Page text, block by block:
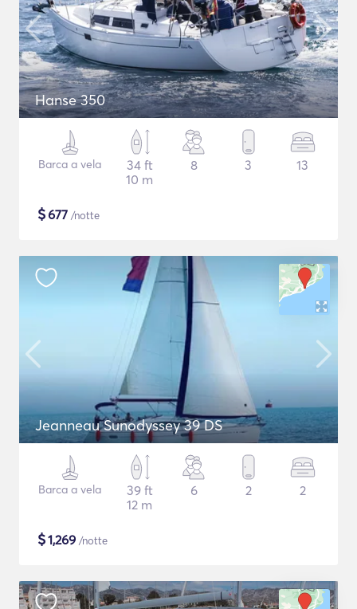
Hanse 350
Barca a vela
34 ft
10 m
8 3 13
$677 /notte
Jeanneau Sunodyssey 39 DS
Barca a vela
39 ft
12 m
6 2 2
$1,269 /notte